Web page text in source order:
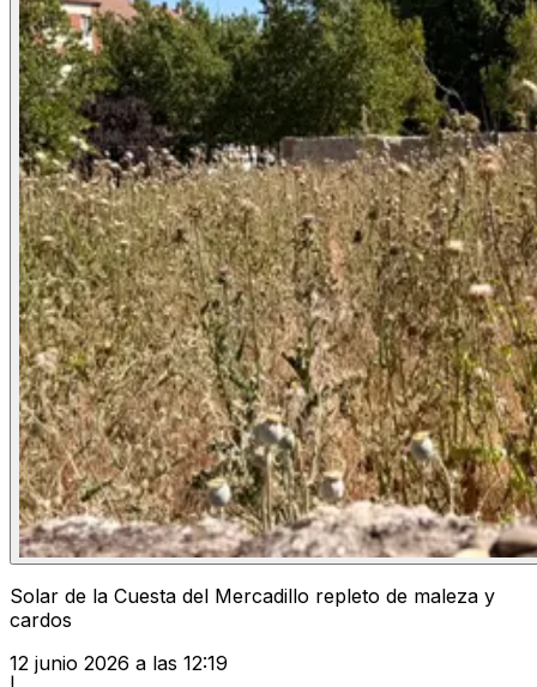
Solar de la Cuesta del Mercadillo repleto de maleza y
cardos
12 junio 2026 a las 12:19